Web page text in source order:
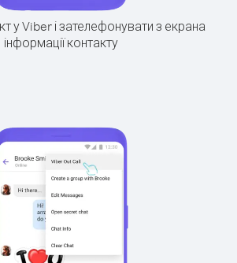
у Viber і зателефонувати з екрана
інформації контакту